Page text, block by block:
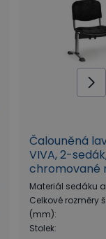
Čalouněná
VIVA, 2-
chromované
Materiál sedáku
Celkové rozměry
(mm):
Stolek: